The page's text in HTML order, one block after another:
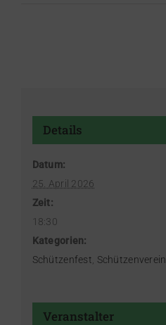
Details
Datum:
25. April 2026
Zeit:
18:30
Kategorien:
Schützenfest Schützenverein
Veranstalter